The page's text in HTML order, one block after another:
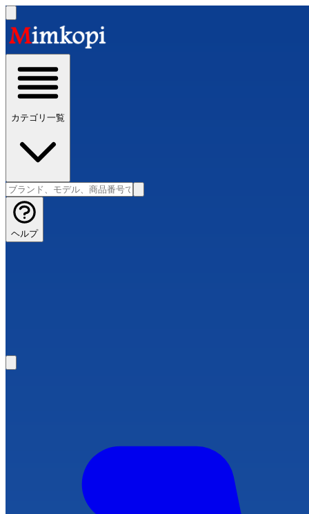
カテゴリ一覧
ヘルプ